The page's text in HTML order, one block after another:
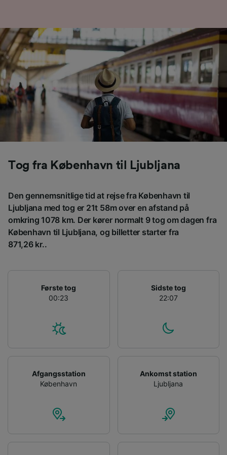
Tog fra København til Ljubljana
Den gennemsnitlige tid at rejse fra København til
Ljubljana med tog er 21t 58m over en afstand på
omkring 1078 km. Der kører normalt 9 tog om dagen fra
København til Ljubljana, og billetter starter fra
871,26 kr..
Første tog
00:23
Sidste tog
22:07
Afgangsstation
København
Ankomst station
Ljubljana
Opbevare og/eller tilgå oplysninger på en
enhed. Tilpasset annoncering og indhold,
annoncerings- og indholdsmåling,
målgruppeundersøgelser og udvikling af
tjenester.
Liste over partnere (leverandører)